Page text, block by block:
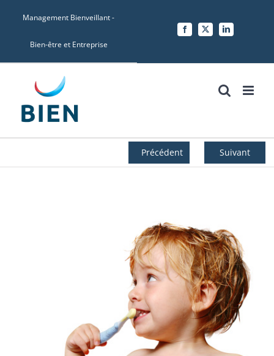
Management Bienveillant -
Bien-être et Entreprise
Facebook
X LinkedIn
Précédent Suivant